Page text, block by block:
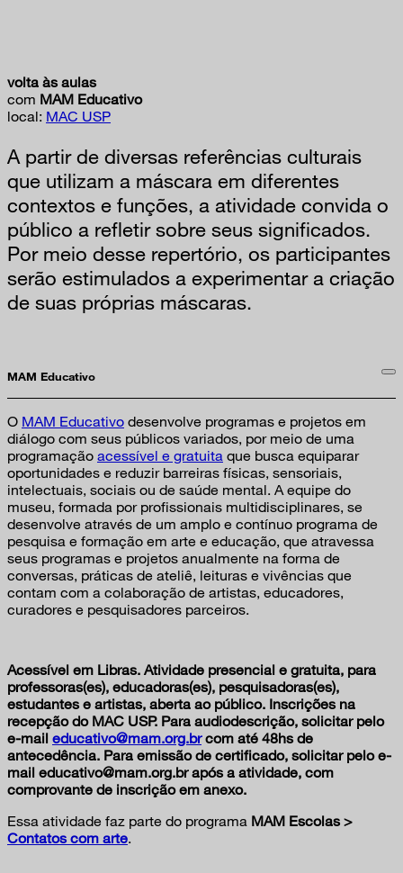
volta às aulas
com MAM Educativo
local: MAC USP
A partir de diversas referências culturais
que utilizam a máscara em diferentes
contextos e funções, a atividade convida o
público a refletir sobre seus significados.
Por meio desse repertório, os participantes
serão estimulados a experimentar a criação
de suas próprias máscaras.
MAM Educativo
O MAM Educativo desenvolve programas e projetos em
diálogo com seus públicos variados, por meio de uma
programação acessível e gratuita que busca equiparar
oportunidades e reduzir barreiras físicas, sensoriais,
intelectuais, sociais ou de saúde mental. A equipe do
museu, formada por profissionais multidisciplinares, se
desenvolve através de um amplo e contínuo programa de
pesquisa e formação em arte e educação, que atravessa
seus programas e projetos anualmente na forma de
conversas, práticas de ateliê, leituras e vivências que
contam com a colaboração de artistas, educadores,
curadores e pesquisadores parceiros.
Acessível em Libras. Atividade presencial e gratuita, para
professoras(es), educadoras(es), pesquisadoras(es),
estudantes e artistas, aberta ao público. Inscrições na
recepção do MAC USP. Para audiodescrição, solicitar pelo
e-mail educativo@mam.org.brcom até 48hs de
antecedência. Para emissão de certificado, solicitar pelo e-
mail educativo@mam.org.br após a atividade, com
comprovante de inscrição em anexo.
Essa atividade faz parte do programa MAM Escolas >
Contatos com arte